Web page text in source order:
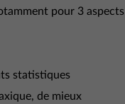
pour 3 aspects
statistiques
de mieux